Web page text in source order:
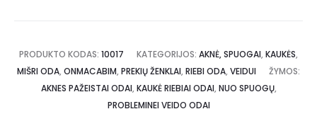
PRODUKTO KODAS: 10017 KATEGORIJOS: AKNĖ, SPUOGAI, KAUKĖS,
MIŠRI ODA, ONMACABIM, PREKIŲ ŽENKLAI, RIEBI ODA, VEIDUI
ŽYMOS:
AKNES PAŽEISTAI ODAI, KAUKĖ RIEBIAI ODAI, NUO SPUOGŲ,
PROBLEMINEI VEIDO ODAI